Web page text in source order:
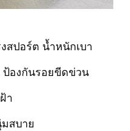
สปอร์ต น้ำหนักเบา
ป้องกันรอยขีดข่วน
า
สบาย